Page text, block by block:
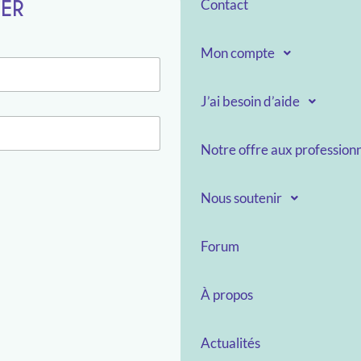
Contact
Mon compte
J’ai besoin d’aide
Notre offre aux
Nous soutenir
Forum
À propos
Actualités